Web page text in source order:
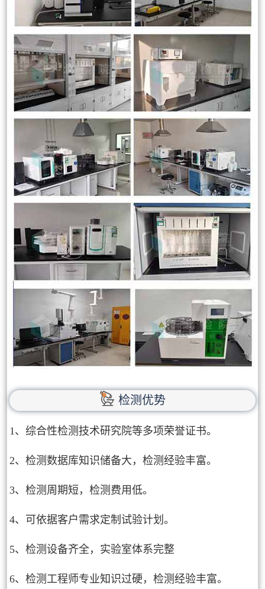
检测优势
1、综合性检测技术研究院等多项荣誉证书。
2、检测数据库知识储备大，检测经验丰富。
3、检测周期短，检测费用低。
4、可依据客户需求定制试验计划。
5、检测设备齐全，实验室体系完整
6、检测工程师专业知识过硬，检测经验丰富。